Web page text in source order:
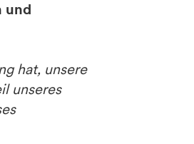
und
hat, unsere
unseres